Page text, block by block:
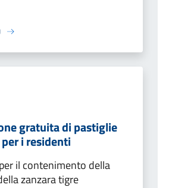
gratuita di pastiglie
i residenti
il contenimento della
zanzara tigre